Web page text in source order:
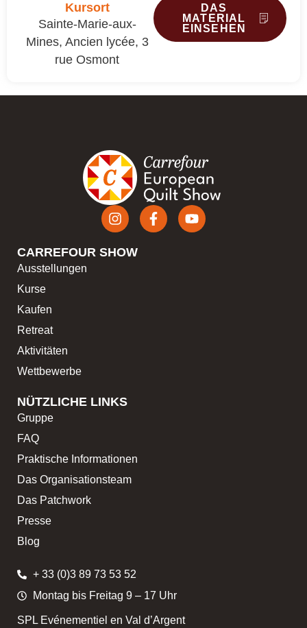
Kursort
Sainte-Marie-aux-
Mines, Ancien lycée, 3
rue Osmont
DAS
MATERIAL
EINSEHEN
CARREFOUR SHOW
Ausstellungen
Kurse
Kaufen
Retreat
Aktivitäten
Wettbewerbe
NÜTZLICHE LINKS
Gruppe
FAQ
Praktische Informationen
Das Organisationsteam
Das Patchwork
Presse
Blog
+ 33 (0)3 89 73 53 52
Montag bis Freitag 9 – 17 Uhr
SPL Evénementiel en Val d’Argent